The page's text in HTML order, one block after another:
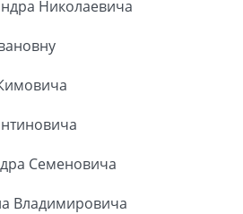
Николаевича
Семеновича
Владимировича